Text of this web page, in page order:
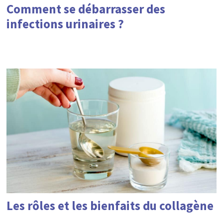
Comment se débarrasser des
infections urinaires ?
Les rôles et les bienfaits du collagène